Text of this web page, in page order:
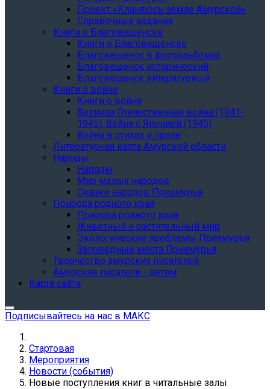
Проект «Кланяюсь земле Амурской»
Справочные издания
Книги о Благовещенске
Книги о Благовещенске
Благовещенск в фотоальбомах
Благовещенск исторический
Благовещенск литературный
Книги о войне
Книги о войне
Великая Отечественная война (1941-
1945). Война с Японией (1945)
Война в стихах и прозе
Литературная карта Амурской области
Народы
Народы
Мир малых народов
Сказки народов Приамурья
Природа родного края
Природа родного края
Животный и растительный мир
Экологические проблемы Приамурья
Заповедные места Приамурья
Творчество амурских писателей
Амурские писатели - детям
Карта сайта
Подписывайтесь на нас в МАКС
Стартовая
Мероприятия
Новости (события)
Новые поступления книг в читальные залы